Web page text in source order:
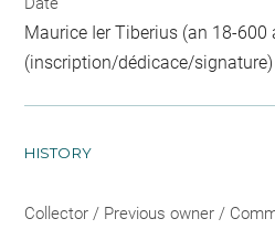
Maurice Ier Tiberius (an 18-600
(inscription/dédicace/
HISTORY
Collector / Previous owner /